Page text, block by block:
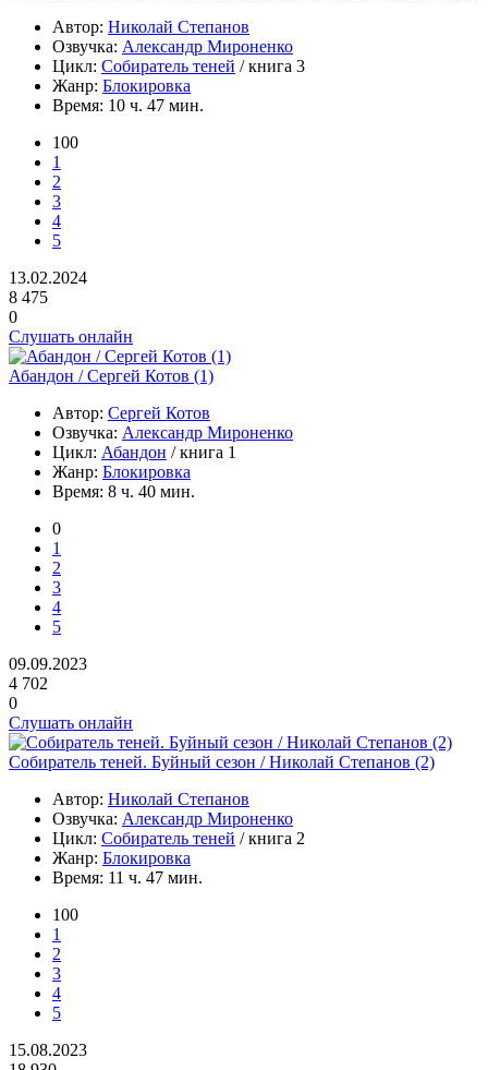
Автор: Николай Степанов
Озвучка: Александр Мироненко
Цикл: Собиратель теней / книга 3
Жанр: Блокировка
Время: 10 ч. 47 мин.
100
1
2
3
4
5
13.02.2024
8 475
0
Слушать онлайн
Абандон / Сергей Котов (1)
Автор: Сергей Котов
Озвучка: Александр Мироненко
Цикл: Абандон / книга 1
Жанр: Блокировка
Время: 8 ч. 40 мин.
0
1
2
3
4
5
09.09.2023
4 702
0
Слушать онлайн
Собиратель теней. Буйный сезон / Николай Степанов (2)
Автор: Николай Степанов
Озвучка: Александр Мироненко
Цикл: Собиратель теней / книга 2
Жанр: Блокировка
Время: 11 ч. 47 мин.
100
1
2
3
4
5
15.08.2023